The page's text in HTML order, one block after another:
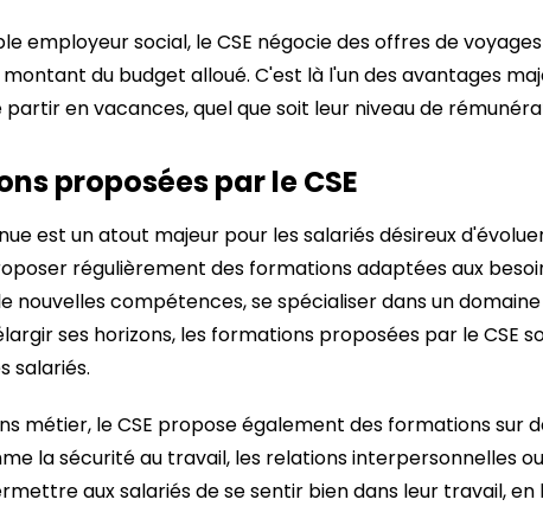
employeur social, le CSE négocie des offres de
du budget alloué. C'est là l'un des avantages
partir en vacances, quel que soit leur niveau de
proposées par le CSE
est un atout majeur pour les salariés désireux
régulièrement des formations adaptées aux
nouvelles compétences, se spécialiser dans un
ses horizons, les formations proposées par le CSE
salariés.
métier, le CSE propose également des formations sur
la sécurité au travail, les relations interpersonnelles
aux salariés de se sentir bien dans leur travail,